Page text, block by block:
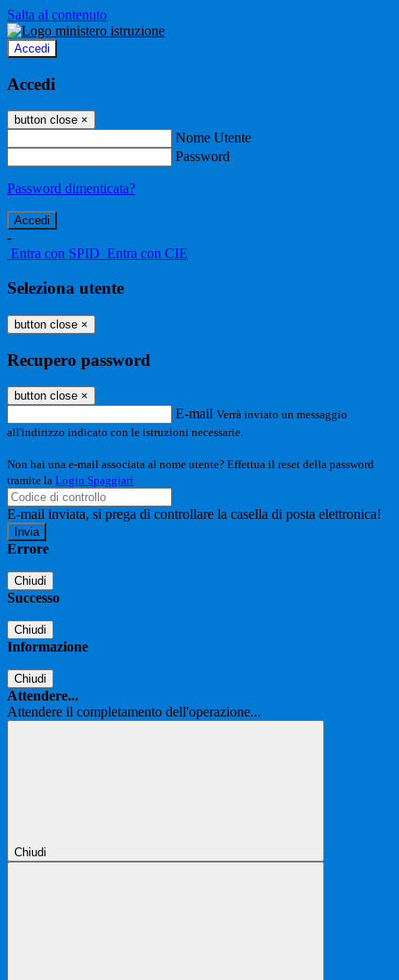
Salta al contenuto
Accedi
Accedi
button close ×
Nome Utente
Password
Password dimenticata?
-
Entra con SPID Entra con CIE
Seleziona utente
button close ×
Recupero password
button close ×
E-mail Verrà inviato un messaggio
all'indirizzo indicato con le istruzioni necessarie.
Non hai una e-mail associata al nome utente? Effettua il reset della password
tramite la Login Spaggiari
E-mail inviata, si prega di controllare la casella di posta elettronica!
Errore
Chiudi
Successo
Chiudi
Informazione
Chiudi
Attendere...
Attendere il completamento dell'operazione...
Chiudi